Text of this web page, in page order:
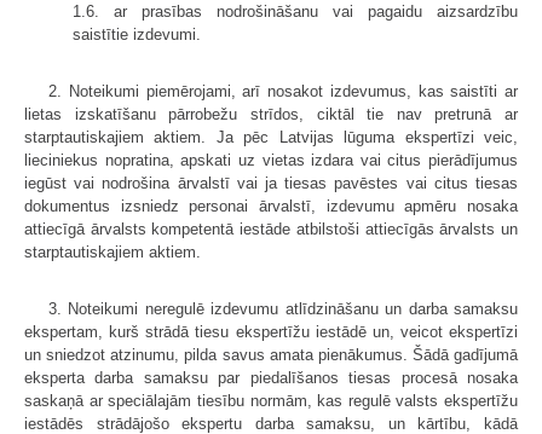
1.6. ar prasības nodrošināšanu vai pagaidu aizsardzību
saistītie izdevumi.
2. Noteikumi piemērojami, arī nosakot izdevumus, kas saistīti ar
lietas izskatīšanu pārrobežu strīdos, ciktāl tie nav pretrunā ar
starptautiskajiem aktiem. Ja pēc Latvijas lūguma ekspertīzi veic,
lieciniekus nopratina, apskati uz vietas izdara vai citus pierādījumus
iegūst vai nodrošina ārvalstī vai ja tiesas pavēstes vai citus tiesas
dokumentus izsniedz personai ārvalstī, izdevumu apmēru nosaka
attiecīgā ārvalsts kompetentā iestāde atbilstoši attiecīgās ārvalsts un
starptautiskajiem aktiem.
3. Noteikumi neregulē izdevumu atlīdzināšanu un darba samaksu
ekspertam, kurš strādā tiesu ekspertīžu iestādē un, veicot ekspertīzi
un sniedzot atzinumu, pilda savus amata pienākumus. Šādā gadījumā
eksperta darba samaksu par piedalīšanos tiesas procesā nosaka
saskaņā ar speciālajām tiesību normām, kas regulē valsts ekspertīžu
iestādēs strādājošo ekspertu darba samaksu, un kārtību, kādā